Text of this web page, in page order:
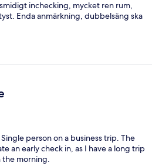
inchecking, mycket ren rum,
Enda anmärkning, dubbelsäng ska
person on a business trip. The
an early check in, as I have a long trip
the morning.